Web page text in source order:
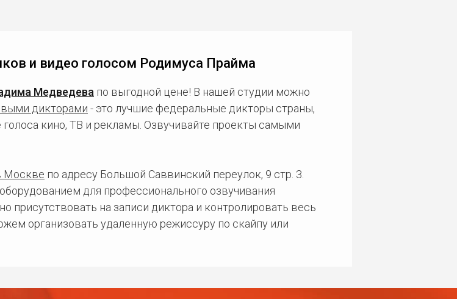
и видео голосом Родимуса Прайма
Медведева по выгодной цене! В нашей студии можно
дикторами - это лучшие федеральные дикторы страны,
кино, ТВ и рекламы. Озвучивайте проекты самыми
Москве по адресу Большой Саввинский переулок, 9 стр. 3.
для профессионального озвучивания
присутствовать на записи диктора и контролировать весь
организовать удаленную режиссуру по скайпу или